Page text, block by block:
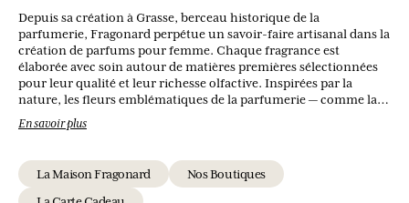
Depuis sa création à Grasse, berceau historique de la
parfumerie, Fragonard perpétue un savoir-faire artisanal dans la
création de parfums pour femme. Chaque fragrance est
élaborée avec soin autour de matières premières sélectionnées
pour leur qualité et leur richesse olfactive. Inspirées par la
nature, les fleurs emblématiques de la parfumerie — comme la
rose, le jasmin ou la fleur d’oranger — se mêlent à des notes
modernes pour donner naissance à des compositions
proposer des parfums féminins à la fois élégants, équilibrés et
fidèles à la tradition parfumée de Grasse.
En savoir plus
La Maison Fragonard
Nos Boutiques